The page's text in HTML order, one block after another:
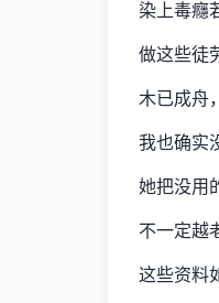
染上毒癮
做这些徒
木已成舟
我也确实
她把没用
不一定越
这些资料